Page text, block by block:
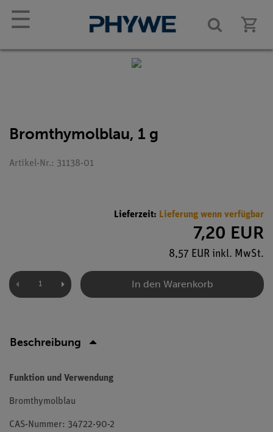
☰
Bromthymolblau, 1 g
Artikel-Nr.: 31138-01
Lieferzeit: Lieferung wenn verfügbar
7,20 EUR
8,57 EUR inkl. MwSt.
In den Warenkorb
Beschreibung
Funktion und Verwendung
Bromthymolblau
CAS-Nummer: 34722-90-2